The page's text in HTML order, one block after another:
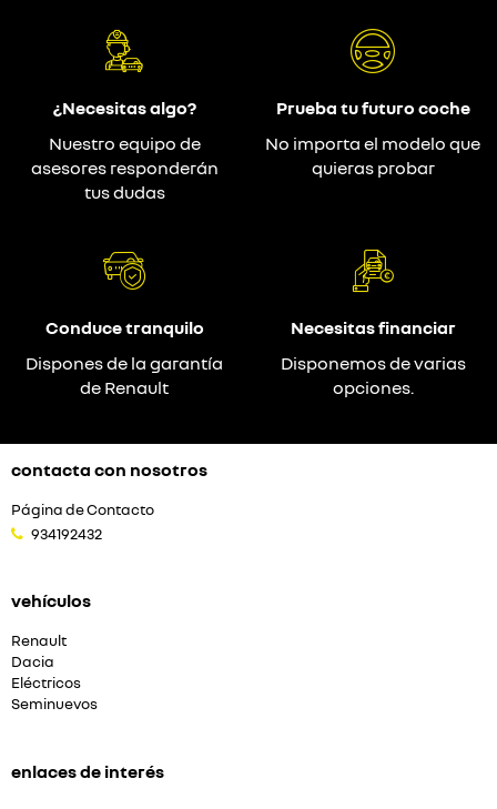
¿Necesitas algo?
Nuestro equipo de
asesores responderán
tus dudas
Prueba tu futuro coche
No importa el modelo que
quieras probar
Conduce tranquilo
Dispones de la garantía
de Renault
Necesitas financiar
Disponemos de varias
opciones.
contacta con nosotros
Página de Contacto
934192432
vehículos
Renault
Dacia
Eléctricos
Seminuevos
enlaces de interés